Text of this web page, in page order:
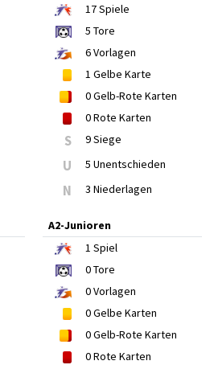
17Spiele
5 Tore
6Vorlagen
1 Gelbe Karte
0Gelb-Rote Karten
0Rote Karten
S 9 Siege
U 5 Unentschieden
N 3 Niederlagen
A2-Junioren
1 Spiel
0Tore
0Vorlagen
0Gelbe Karten
0Gelb-Rote Karten
0Rote Karten